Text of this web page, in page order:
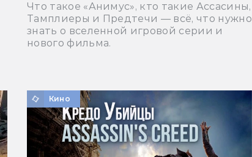
Что такое «Анимус», кто такие Ассасины,
Тамплиеры и Предтечи — всё, что нужно
знать о вселенной игровой серии и
нового фильма.
Кино